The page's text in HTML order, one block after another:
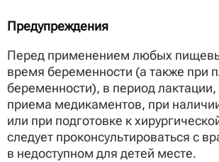
Предупреждения
Перед применением любых
время беременности (а также при
беременности), в период
приема медикаментов, при
или при подготовке к
следует проконсультироваться с
в недоступном для детей месте.